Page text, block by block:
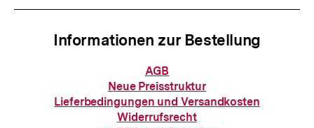
Informationen zur Bestellung
Informationen
zur
Bestellung
AGB
Neue Preisstruktur
Lieferbedingungen und Versandkosten
Widerrufsrecht